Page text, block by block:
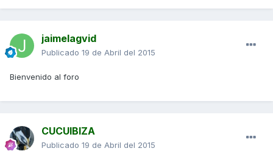
jaimelagvid
Publicado 19 de Abril del 2015
Bienvenido al foro
CUCUIBIZA
Publicado 19 de Abril del 2015